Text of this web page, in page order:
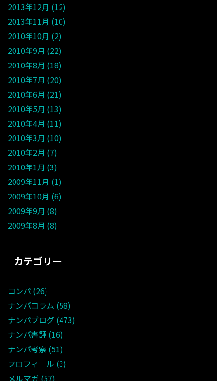
2013年12月 12
2013年11月 10
2010年10月 2
2010年9月 22
2010年8月 18
2010年7月 20
2010年6月 21
2010年5月 13
2010年4月 11
2010年3月 10
2010年2月 7
2010年1月 3
2009年11月 1
2009年10月 6
2009年9月 8
2009年8月 8
カテゴリー
コンパ 26
ナンパコラム 58
ナンパブログ 473
ナンパ書評 16
ナンパ考察 51
プロフィール 3
メルマガ 57